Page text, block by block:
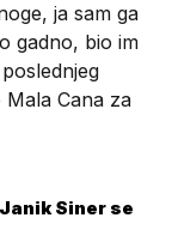
ja sam ga
gadno, bio im
Cana za
Siner se